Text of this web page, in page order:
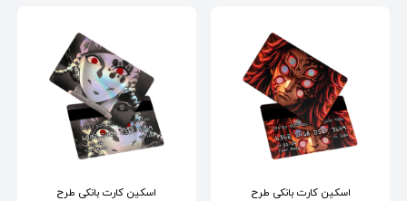
اسکین کارت بانکی طرح اسکین کارت بانکیطرح